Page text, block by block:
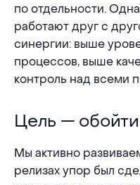
по отдельности.
работают друг с
синергии: выше
процессов, выше
контроль над всеми
Цель — обойти MS
Цель —
Мы активно
релизах упор был